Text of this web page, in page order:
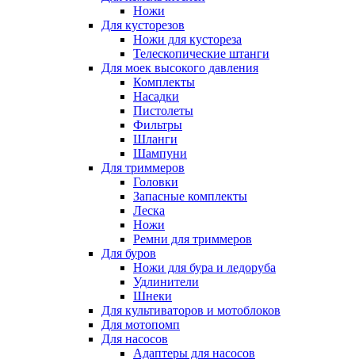
Ножи
Для кусторезов
Ножи для кустореза
Телескопические штанги
Для моек высокого давления
Комплекты
Насадки
Пистолеты
Фильтры
Шланги
Шампуни
Для триммеров
Головки
Запасные комплекты
Леска
Ножи
Ремни для триммеров
Для буров
Ножи для бура и ледоруба
Удлинители
Шнеки
Для культиваторов и мотоблоков
Для мотопомп
Для насосов
Адаптеры для насосов